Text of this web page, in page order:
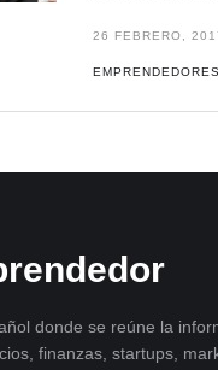
26 FEBRERO,
EMPRENDEDORES
donde se reúne la
finanzas, startups,